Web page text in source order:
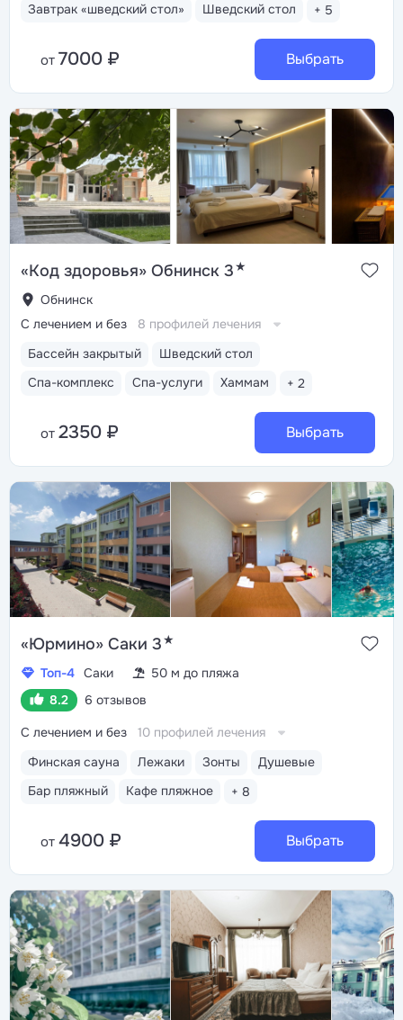
Завтрак «шведский стол»
Шведский стол + 5
от 7000 ₽ Выбрать
«Код здоровья» Обнинск 3★
Обнинск
Бассейн закрытый
Шведский стол
Спа-комплекс
Спа-услуги Хаммам + 2
С лечением и без 8 профилей лечения
от 2350 ₽ Выбрать
«Юрмино» Саки 3★
Топ-4 Саки
50 м до пляжа
8.2
6 отзывов
Финская сауна Лежаки Зонты
Душевые
Бар пляжный
Кафе пляжное + 8
С лечением и без 10 профилей лечения
от 4900 ₽ Выбрать